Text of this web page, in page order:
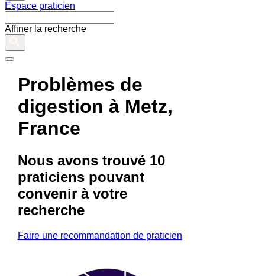
Espace praticien
Affiner la recherche
Problèmes de
digestion à Metz,
France
Nous avons trouvé 10
praticienspouvant
convenir à votre
recherche
Faire une recommandation de praticien